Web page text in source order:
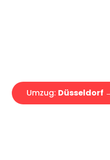
Umzug: Düsseldorf